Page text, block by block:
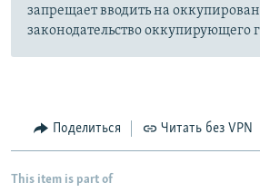
запрещает вводить на
законодательство оккупирующего
Поделиться Читать без VPN
This item is part of